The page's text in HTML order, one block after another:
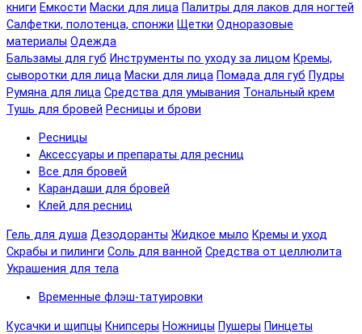
книги Емкости Маски для лица Палитры для лаков для ногтей
Салфетки, полотенца, спонжи Щетки Одноразовые
материалы Одежда
Бальзамы для губ Инструменты по уходу за лицом Кремы,
сыворотки для лица Маски для лица Помада для губ Пудры
Румяна для лица Средства для умывания Тональный крем
Тушь для бровей Ресницы и брови
Ресницы
Аксессуары и препараты для ресниц
Все для бровей
Карандаши для бровей
Клей для ресниц
Гель для душа Дезодоранты Жидкое мыло Кремы и уход
Скрабы и пилинги Соль для ванной Средства от целлюлита
Украшения для тела
Временные флэш-татуировки
Кусачки и щипцы Книпсеры Ножницы Пушеры Пинцеты